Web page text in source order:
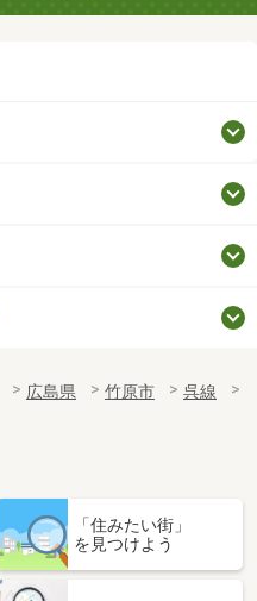
広島県 竹原市
呉線
「住みたい街」
を見つけよう